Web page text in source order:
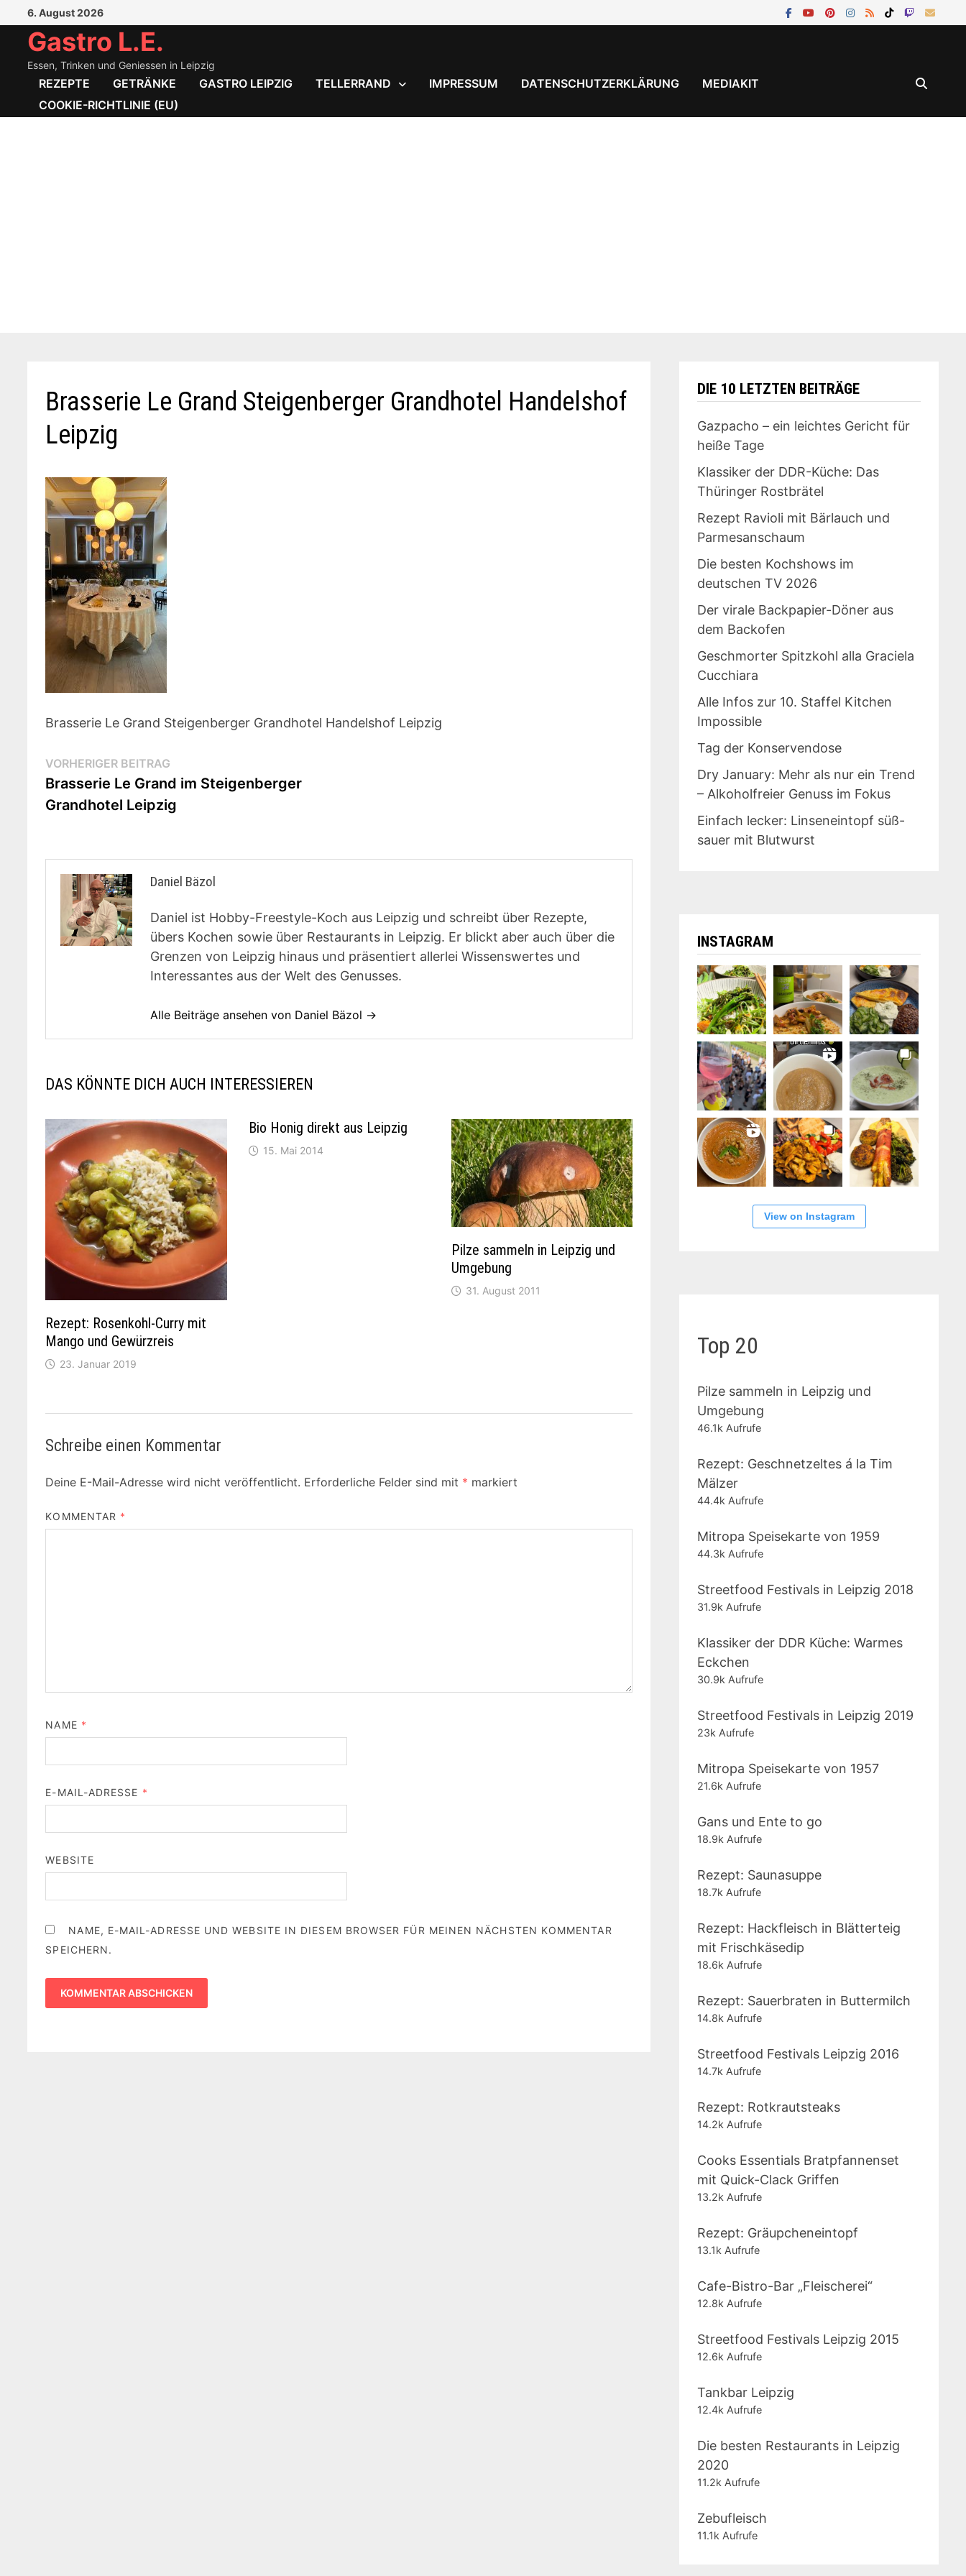
Inhalt
springen
6. August 2026
Gastro L.E.
Essen, Trinken und Geniessen in Leipzig
REZEPTE GETRÄNKE GASTRO LEIPZIG TELLERRAND IMPRESSUM DATENSCHUTZERKLÄRUNG
MEDIAKIT
COOKIE-RICHTLINIE (EU)
Brasserie Le Grand Steigenberger Grandhotel Handelshof
Leipzig
Brasserie Le Grand Steigenberger Grandhotel Handelshof Leipzig
Beitragsnavigation
VORHERIGER BEITRAG
Beitrag:
Brasserie Le Grand im Steigenberger
Grandhotel Leipzig
Daniel Bäzol
Daniel ist Hobby-Freestyle-Koch aus Leipzig und schreibt über Rezepte,
übers Kochen sowie über Restaurants in Leipzig. Er blickt aber auch über die
Grenzen von Leipzig hinaus und präsentiert allerlei Wissenswertes und
Interessantes aus der Welt des Genusses.
Alle Beiträge ansehen von Daniel Bäzol →
DAS KÖNNTE DICH AUCH INTERESSIEREN
Rezept: Rosenkohl-Curry mit
Mango und Gewürzreis
23. Januar 2019
Bio Honig direkt aus Leipzig
15. Mai 2014
Pilze sammeln in Leipzig und
Umgebung
31. August 2011
Schreibe einen Kommentar
Deine E-Mail-Adresse wird nicht veröffentlicht. Erforderliche Felder sind mit * markiert
KOMMENTAR *
NAME *
E-MAIL-ADRESSE *
WEBSITE
NAME, E-MAIL-ADRESSE UND WEBSITE IN DIESEM BROWSER FÜR MEINEN NÄCHSTEN KOMMENTAR
SPEICHERN.
DIE 10 LETZTEN BEITRÄGE
Gazpacho – ein leichtes Gericht für
heiße Tage
Klassiker der DDR-Küche: Das
Thüringer Rostbrätel
Rezept Ravioli mit Bärlauch und
Parmesanschaum
Die besten Kochshows im
deutschen TV 2026
Der virale Backpapier-Döner aus
dem Backofen
Geschmorter Spitzkohl alla Graciela
Cucchiara
Alle Infos zur 10. Staffel Kitchen
Impossible
Tag der Konservendose
Dry January: Mehr als nur ein Trend
– Alkoholfreier Genuss im Fokus
Einfach lecker: Linseneintopf süß-
sauer mit Blutwurst
INSTAGRAM
View on Instagram
Top 20
Pilze sammeln in Leipzig und
Umgebung
46.1k Aufrufe
Rezept: Geschnetzeltes á la Tim
Mälzer
44.4k Aufrufe
Mitropa Speisekarte von 1959
44.3k Aufrufe
Streetfood Festivals in Leipzig 2018
31.9k Aufrufe
Klassiker der DDR Küche: Warmes
Eckchen
30.9k Aufrufe
Streetfood Festivals in Leipzig 2019
23k Aufrufe
Mitropa Speisekarte von 1957
21.6k Aufrufe
Gans und Ente to go
18.9k Aufrufe
Rezept: Saunasuppe
18.7k Aufrufe
Rezept: Hackfleisch in Blätterteig
mit Frischkäsedip
18.6k Aufrufe
Rezept: Sauerbraten in Buttermilch
14.8k Aufrufe
Streetfood Festivals Leipzig 2016
14.7k Aufrufe
Rezept: Rotkrautsteaks
14.2k Aufrufe
Cooks Essentials Bratpfannenset
mit Quick-Clack Griffen
13.2k Aufrufe
Rezept: Gräupcheneintopf
13.1k Aufrufe
Cafe-Bistro-Bar „Fleischerei“
12.8k Aufrufe
Streetfood Festivals Leipzig 2015
12.6k Aufrufe
Tankbar Leipzig
12.4k Aufrufe
Die besten Restaurants in Leipzig
2020
11.2k Aufrufe
Zebufleisch
11.1k Aufrufe